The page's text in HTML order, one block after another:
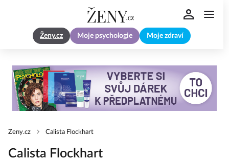
Ženy.cz Moje psychologie Moje zdraví
Zeny.cz Calista Flockhart
Calista Flockhart